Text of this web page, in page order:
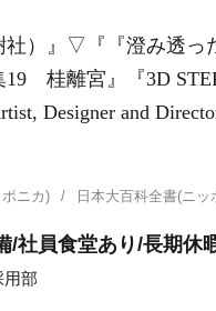
）』 ▽ 『『澄み透っ
19 桂離宮』『3D
Designer and
ニカ) 日本大百科全書(ニ
/社員食堂あり/長期休
部